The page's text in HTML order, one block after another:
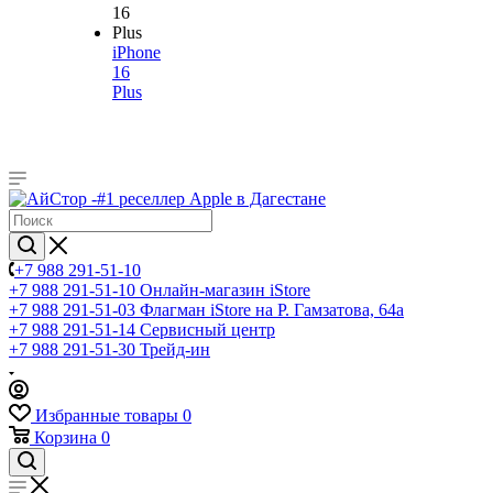
iPhone
16
Plus
+7 988 291-51-10
+7 988 291-51-10 Онлайн-магазин iStore
+7 988 291-51-03 Флагман iStore на Р. Гамзатова, 64а
+7 988 291-51-14 Сервисный центр
+7 988 291-51-30 Трейд-ин
Избранные товары 0
Корзина 0